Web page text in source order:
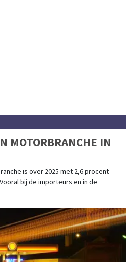
MOTORBRANCHE IN
is over 2025 met 2,6 procent
bij de importeurs en in de